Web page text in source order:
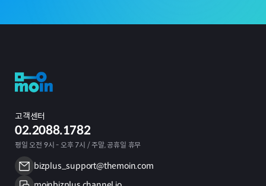
고객센터
02.2088.1782
평일 오전 9시 - 오후 7시 / 주말, 공휴일 휴무
bizplus_support@themoin.com